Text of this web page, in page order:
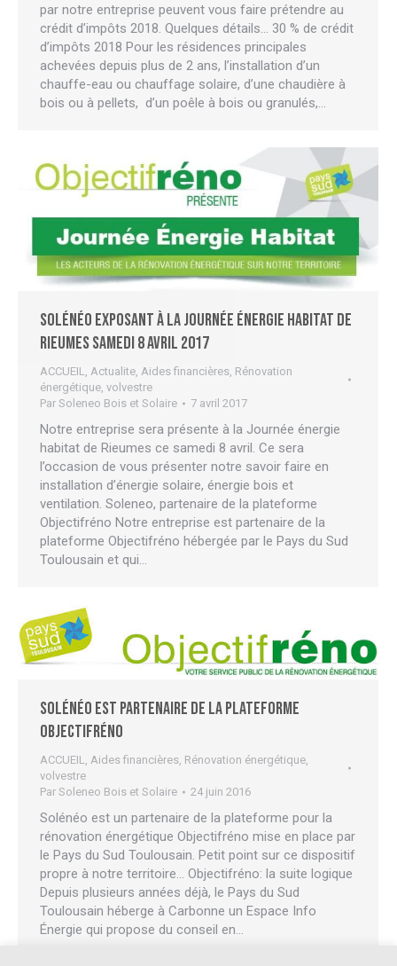
par notre entreprise peuvent vous faire prétendre au
crédit d’impôts 2018. Quelques détails… 30 % de crédit
d’impôts 2018 Pour les résidences principales
achevées depuis plus de 2 ans, l’installation d’un
chauffe-eau ou chauffage solaire, d’une chaudière à
bois ou à pellets, d’un poêle à bois ou granulés,…
Solénéo exposant à la Journée énergie habitat de
Rieumes samedi 8 avril 2017
ACCUEIL Actualite Aides financières Rénovation
énergétique volvestre
Par Soleneo Bois et Solaire 7 avril 2017
Notre entreprise sera présente à la Journée énergie
habitat de Rieumes ce samedi 8 avril. Ce sera
l’occasion de vous présenter notre savoir faire en
installation d’énergie solaire, énergie bois et
ventilation. Soleneo, partenaire de la plateforme
Objectifréno Notre entreprise est partenaire de la
plateforme Objectifréno hébergée par le Pays du Sud
Toulousain et qui…
Solénéo est partenaire de la plateforme
Objectifréno
ACCUEIL, Aides financières, Rénovation énergétique,
volvestre
Par Soleneo Bois et Solaire 24 juin 2016
Solénéo est un partenaire de la plateforme pour la
rénovation énergétique Objectifréno mise en place par
le Pays du Sud Toulousain. Petit point sur ce dispositif
propre à notre territoire… Objectifréno: la suite logique
Depuis plusieurs années déjà, le Pays du Sud
Toulousain héberge à Carbonne un Espace Info
Énergie qui propose du conseil en…